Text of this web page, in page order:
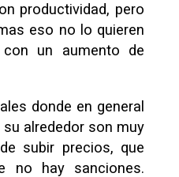
productividad, pero
eso no lo quieren
con un aumento de
donde en general
alrededor son muy
subir precios, que
no hay sanciones.